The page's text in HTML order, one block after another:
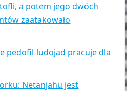
a potem jego dwóch
zaatakowało
pedofil-ludojad pracuje dla
Netanjahu jest